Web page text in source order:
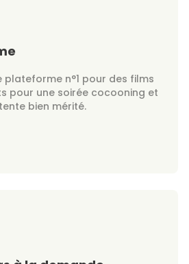
plateforme n°1 pour des films
pour une soirée cocooning et
bien mérité.